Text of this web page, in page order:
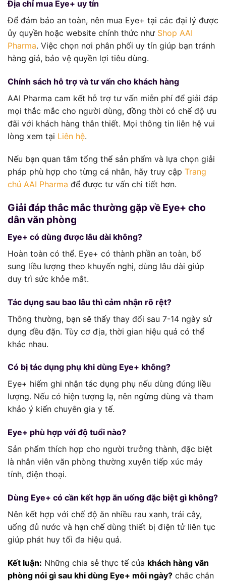
Địa chỉ mua Eye+ uy tín
Để đảm bảo an toàn, nên mua Eye+ tại các đại lý được
ủy quyền hoặc website chính thức như Shop AAI
Pharma. Việc chọn nơi phân phối uy tín giúp bạn tránh
hàng giả, bảo vệ quyền lợi tiêu dùng.
Chính sách hỗ trợ và tư vấn cho khách hàng
AAI Pharma cam kết hỗ trợ tư vấn miễn phí để giải đáp
mọi thắc mắc cho người dùng, đồng thời có chế độ ưu
đãi với khách hàng thân thiết. Mọi thông tin liên hệ vui
lòng xem tại Liên hệ.
Nếu bạn quan tâm tổng thể sản phẩm và lựa chọn giải
pháp phù hợp cho từng cá nhân, hãy truy cập Trang
chủ AAI Pharma để được tư vấn chi tiết hơn.
Giải đáp thắc mắc thường gặp về Eye+ cho
dân văn phòng
Eye+ có dùng được lâu dài không?
Hoàn toàn có thể. Eye+ có thành phần an toàn, bổ
sung liều lượng theo khuyến nghị, dùng lâu dài giúp
duy trì sức khỏe mắt.
Tác dụng sau bao lâu thì cảm nhận rõ rệt?
Thông thường, bạn sẽ thấy thay đổi sau 7-14 ngày sử
dụng đều đặn. Tùy cơ địa, thời gian hiệu quả có thể
khác nhau.
Có bị tác dụng phụ khi dùng Eye+ không?
Eye+ hiếm ghi nhận tác dụng phụ nếu dùng đúng liều
lượng. Nếu có hiện tượng lạ, nên ngừng dùng và tham
khảo ý kiến chuyên gia y tế.
Eye+ phù hợp với độ tuổi nào?
Sản phẩm thích hợp cho người trưởng thành, đặc biệt
là nhân viên văn phòng thường xuyên tiếp xúc máy
tính, điện thoại.
Dùng Eye+ có cần kết hợp ăn uống đặc biệt gì không?
Nên kết hợp với chế độ ăn nhiều rau xanh, trái cây,
uống đủ nước và hạn chế dùng thiết bị điện tử liên tục
giúp phát huy tối đa hiệu quả.
Kết luận: Những chia sẻ thực tế của khách hàng văn
phòng nói gì sau khi dùng Eye+ mỗi ngày? chắc chắn